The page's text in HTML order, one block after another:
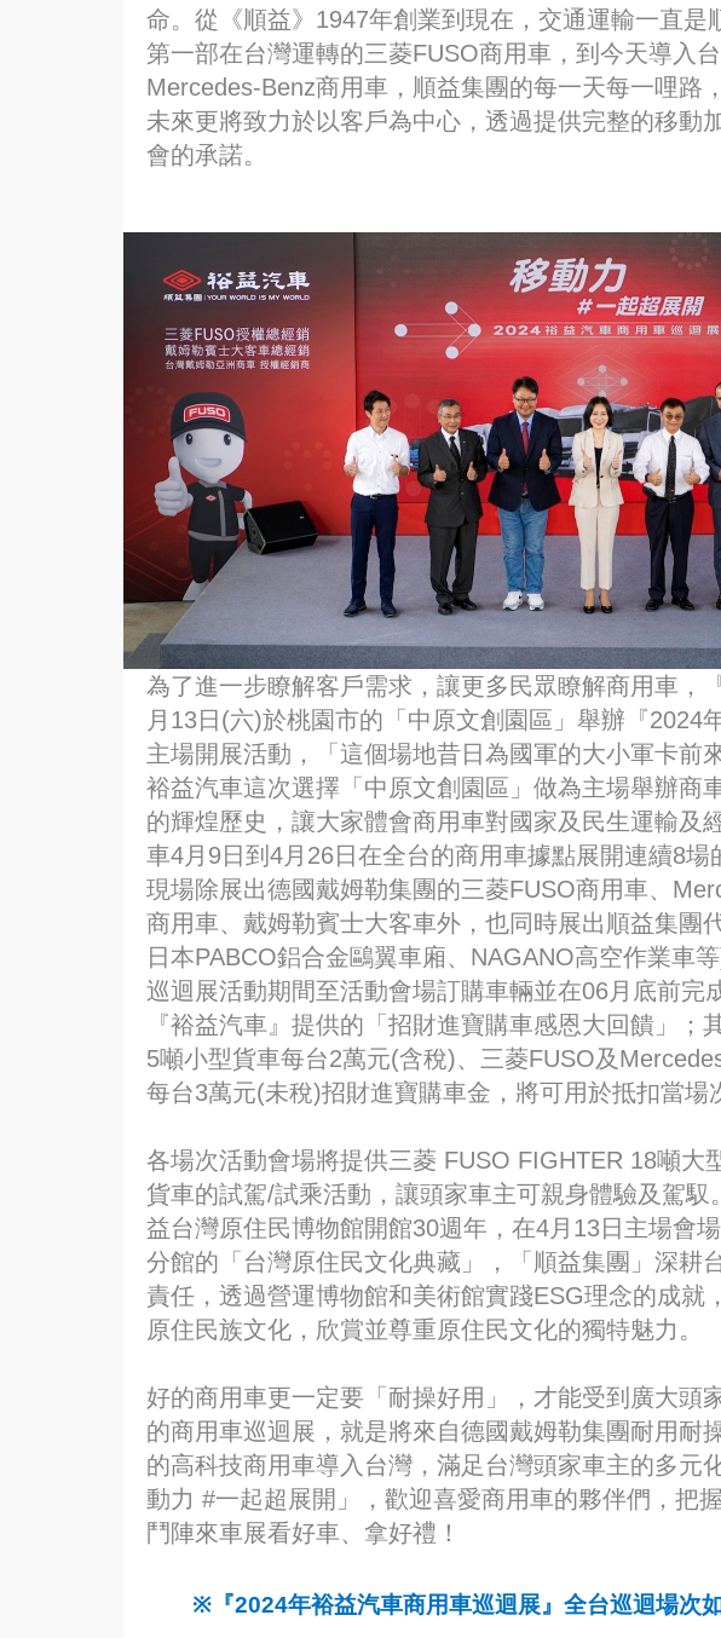
命。從《順益》1947年創業到現在，交通運輸一直是
第一部在台灣運轉的三菱FUSO商用車，到今天導入
Mercedes-Benz商用車，順益集團的每一天每一哩路
未來更將致力於以客戶為中心，透過提供完整的移動
會的承諾。
為了進一步瞭解客戶需求，讓更多民眾瞭解商用車，
月13日(六)於桃園市的「中原文創園區」舉辦『2024
主場開展活動，「這個場地昔日為國軍的大小軍卡前
裕益汽車這次選擇「中原文創園區」做為主場舉辦商
的輝煌歷史，讓大家體會商用車對國家及民生運輸及
車4月9日到4月26日在全台的商用車據點展開連續8場
現場除展出德國戴姆勒集團的三菱FUSO商用車、
商用車、戴姆勒賓士大客車外，也同時展出順益集團
日本PABCO鋁合金鷗翼車廂、NAGANO高空作業車
巡迴展活動期間至活動會場訂購車輛並在06月底前完
『裕益汽車』提供的「招財進寶購車感恩大回饋」；
5噸小型貨車每台2萬元(含稅)、三菱FUSO及
每台3萬元(未稅)招財進寶購車金，將可用於抵扣當場
各場次活動會場將提供三菱 FUSO FIGHTER 18噸大
貨車的試駕/試乘活動，讓頭家車主可親身體驗及駕
益台灣原住民博物館開館30週年，在4月13日主場會
分館的「台灣原住民文化典藏」，「順益集團」深耕
責任，透過營運博物館和美術館實踐ESG理念的成就
原住民族文化，欣賞並尊重原住民文化的獨特魅力。
好的商用車更一定要「耐操好用」，才能受到廣大頭
的商用車巡迴展，就是將來自德國戴姆勒集團耐用耐
的高科技商用車導入台灣，滿足台灣頭家車主的多元
動力 #一起超展開」，歡迎喜愛商用車的夥伴們，把
鬥陣來車展看好車、拿好禮！
※『2024年裕益汽車商用車巡迴展』全台巡迴場次